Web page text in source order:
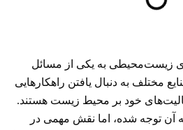
زیست‌محیطی به یکی از مسائل
مختلف به دنبال یافتن راهکارهایی
خود بر محیط زیست هستند.
آن توجه شده، اما نقش مهمی در